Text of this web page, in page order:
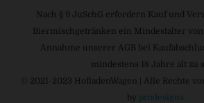
Nach § 9 JuSchG erfordern Kauf und
Biermischgetränken ein Mindestalter
Annahme unserer AGB bei
mindestens 18 Jahre alt zu
© 2021-2023 HofladenWagen | Alle Rechte
by prodesigns